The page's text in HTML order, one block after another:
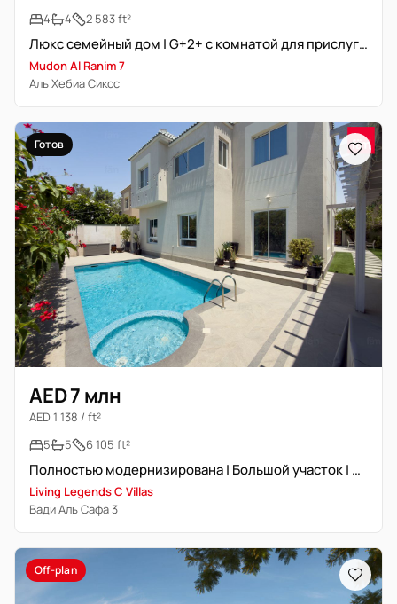
4
4 2 583 ft²
Люкс семейный дом | G+2+ с комнатой для прислуги | Премиум локация
Mudon Al Ranim 7
Аль Хебиа Сиксс
Готов
AED 7 млн
AED 1 138 / ft²
5
5 6 105 ft²
Полностью модернизирована | Большой участок | Частный бассейн | Вот
Living Legends C Villas
Вади Аль Сафа 3
Off-plan